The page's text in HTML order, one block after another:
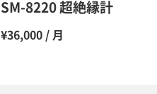
SM-8220 超絶縁計
¥36,000 / 月